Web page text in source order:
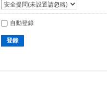
自動登錄
登錄